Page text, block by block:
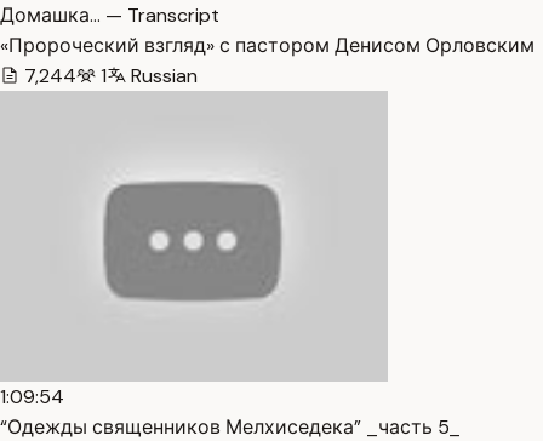
Домашка… — Transcript
«Пророческий взгляд» с пастором Денисом Орловским
7,244
1 Russian
1:09:54
“Одежды священников Мелхиседека” _часть 5_